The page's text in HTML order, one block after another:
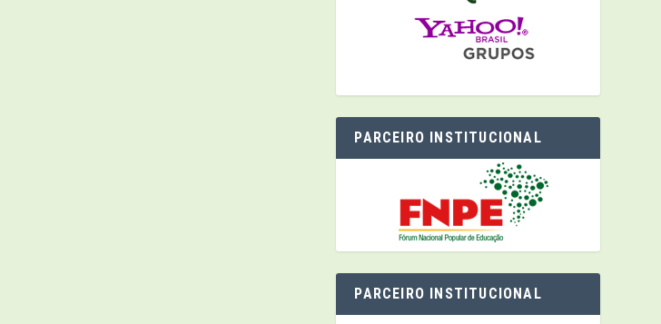
PARCEIRO INSTITUCIONAL
PARCEIRO INSTITUCIONAL